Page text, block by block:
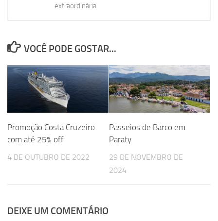
extraordinária.
VOCÊ PODE GOSTAR...
Promoção Costa Cruzeiro
com até 25% off
4 DE OUTUBRO DE 2022
Passeios de Barco em
Paraty
29 DE NOVEMBRO DE
2024
DEIXE UM COMENTÁRIO